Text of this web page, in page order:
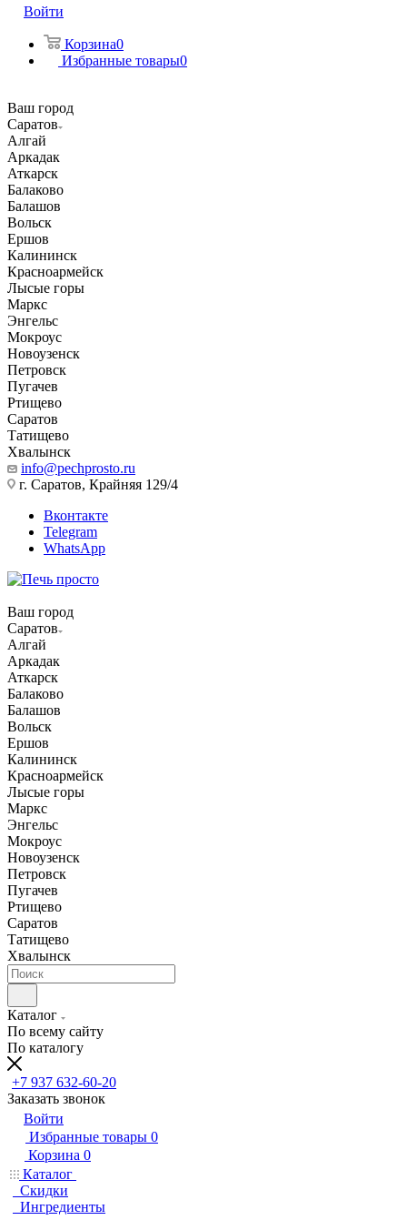
Войти
Корзина0
Избранные товары0
Ваш город
Саратов
Алгай
Аркадак
Аткарск
Балаково
Балашов
Вольск
Ершов
Калининск
Красноармейск
Лысые горы
Маркс
Энгельс
Мокроус
Новоузенск
Петровск
Пугачев
Ртищево
Саратов
Татищево
Хвалынск
info@pechprosto.ru
г. Саратов, Крайняя 129/4
Вконтакте
Telegram
WhatsApp
Ваш город
Саратов
Алгай
Аркадак
Аткарск
Балаково
Балашов
Вольск
Ершов
Калининск
Красноармейск
Лысые горы
Маркс
Энгельс
Мокроус
Новоузенск
Петровск
Пугачев
Ртищево
Саратов
Татищево
Хвалынск
Каталог
По всему сайту
По каталогу
+7 937 632-60-20
Заказать звонок
Войти
Избранные товары 0
Корзина 0
Каталог
Скидки
Ингредиенты